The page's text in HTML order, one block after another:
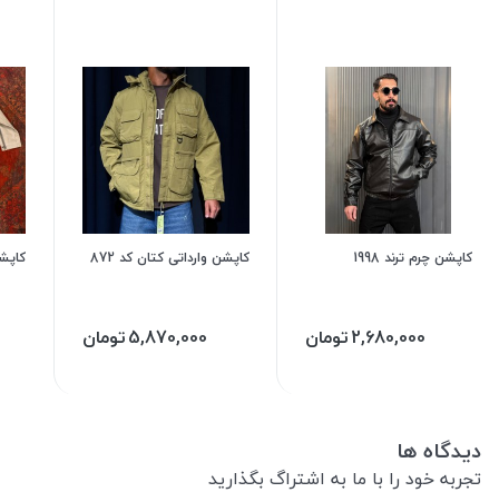
کاپشن چرم ترند 1998
2,680,000تومان
کاپشن وارداتی کتان کد 872
5,870,000تومان
دیدگاه ها
تجربه خود را با ما به اشتراگ بگذارید